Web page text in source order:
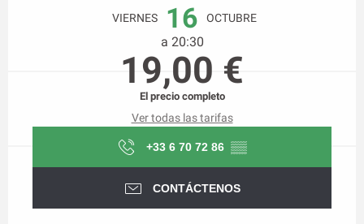
VIERNES 16 OCTUBRE
a 20:30
19,00 €
El precio completo
Ver todas las tarifas
+33 6 70 72 86 ▒▒
CONTÁCTENOS